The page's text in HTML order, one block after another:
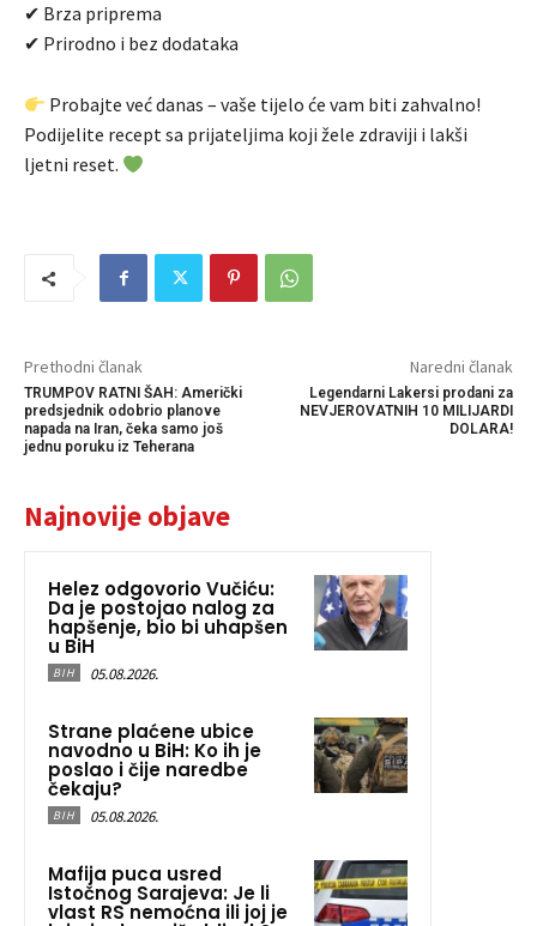
✔ Brza priprema
✔ Prirodno i bez dodataka
Probajte već danas – vaše tijelo će vam biti zahvalno!
Podijelite recept sa prijateljima koji žele zdraviji i lakši
ljetni reset.
Prethodni članak
TRUMPOV RATNI ŠAH: Američki
predsjednik odobrio planove
napada na Iran, čeka samo još
jednu poruku iz Teherana
Naredni članak
Legendarni Lakersi prodani za
NEVJEROVATNIH 10 MILIJARDI
DOLARA!
Najnovije objave
Helez odgovorio Vučiću:
Da je postojao nalog za
hapšenje, bio bi uhapšen
u BiH
BIH 05.08.2026.
Strane plaćene ubice
navodno u BiH: Ko ih je
poslao i čije naredbe
čekaju?
BIH 05.08.2026.
Mafija puca usred
Istočnog Sarajeva: Je li
vlast RS nemoćna ili joj je